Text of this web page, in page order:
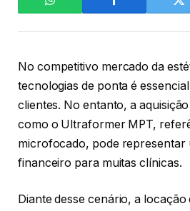
No competitivo mercado da
tecnologias de ponta é
clientes. No entanto, a
como o Ultraformer MPT,
microfocado, pode representar
financeiro para muitas clínicas.
Diante desse cenário, a locação